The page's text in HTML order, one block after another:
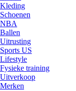
Kleding
Schoenen
NBA
Ballen
Uitrusting
Sports US
Lifestyle
Fysieke training
Uitverkoop
Merken